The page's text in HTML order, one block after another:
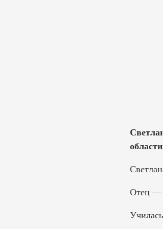
Отец —